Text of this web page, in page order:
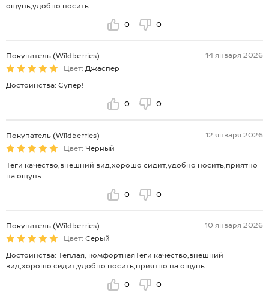
ощупь,удобно носить
0 0
Покупатель (Wildberries)
14 января 2026
Цвет: Джаспер
Достоинства: Супер!
0 0
Покупатель (Wildberries)
12 января 2026
Цвет: Черный
Теги качество,внешний вид,хорошо сидит,удобно носить,приятно
на ощупь
0 0
Покупатель (Wildberries)
10 января 2026
Цвет: Серый
Достоинства: Теплая, комфортнаяТеги качество,внешний
вид,хорошо сидит,удобно носить,приятно на ощупь
0 0